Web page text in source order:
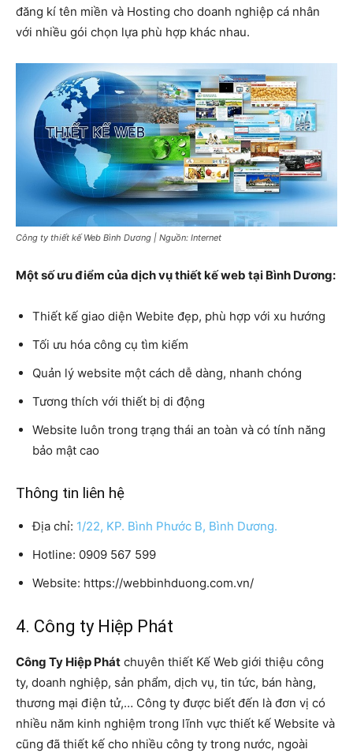
đăng kí tên miền và Hosting cho doanh nghiệp cá nhân
với nhiều gói chọn lựa phù hợp khác nhau.
Công ty thiết kế Web Bình Dương | Nguồn: Internet
Một số ưu điểm của dịch vụ thiết kế web tại Bình Dương:
Thiết kế giao diện Webite đẹp, phù hợp với xu hướng
Tối ưu hóa công cụ tìm kiếm
Quản lý website một cách dễ dàng, nhanh chóng
Tương thích với thiết bị di động
Website luôn trong trạng thái an toàn và có tính năng
bảo mật cao
Thông tin liên hệ
Địa chỉ: 1/22, KP. Bình Phước B, Bình Dương.
Hotline: 0909 567 599
Website: https://webbinhduong.com.vn/
4. Công ty Hiệp Phát
Công Ty Hiệp Phát chuyên thiết Kế Web giới thiệu công
ty, doanh nghiệp, sản phẩm, dịch vụ, tin tức, bán hàng,
thương mại điện tử,… Công ty được biết đến là đơn vị có
nhiều năm kinh nghiệm trong lĩnh vực thiết kế Website và
cũng đã thiết kế cho nhiều công ty trong nước, ngoài